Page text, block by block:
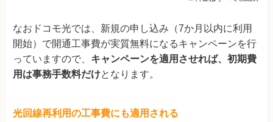
なおドコモ光では、新規の申し込み（7か月以内に利用
開始）で開通工事費が実質無料になるキャンペーンを行
っていますので、 キャンペーンを適用させれば、初期費
用は事務手数料だけとなります。
光回線再利用の工事費にも適用される